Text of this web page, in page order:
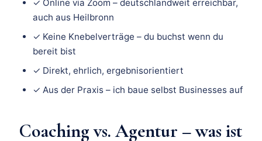
✓ Online via Zoom – deutschlandweit erreichbar,
auch aus Heilbronn
✓ Keine Knebelverträge – du buchst wenn du
bereit bist
✓ Direkt, ehrlich, ergebnisorientiert
✓ Aus der Praxis – ich baue selbst Businesses auf
Coaching vs. Agentur – was ist